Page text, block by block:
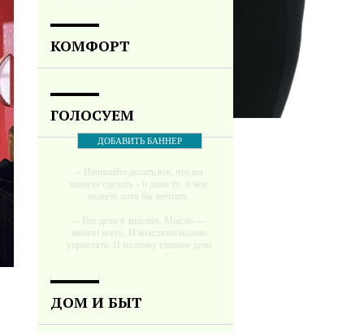
КОМФОРТ
ГОЛОСУЕМ
ДОБАВИТЬ БАННЕР
-- Начинайте делать все, что вы
можете сделать – и даже то, о чем
можете хотя бы мечтать.
-- Все дело в мыслях. Мысль —
начало всего. И мыслями можно
управлять. И поэтому главное дело
мечте. Живите той жизнью, которую
ДОМ И БЫТ